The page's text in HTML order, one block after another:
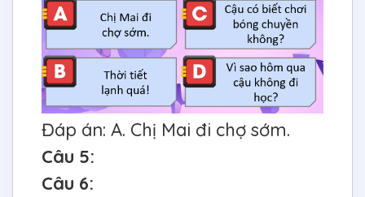
Đáp án: A. Chị Mai đi chợ sớm.
Câu 5:
Câu 6: